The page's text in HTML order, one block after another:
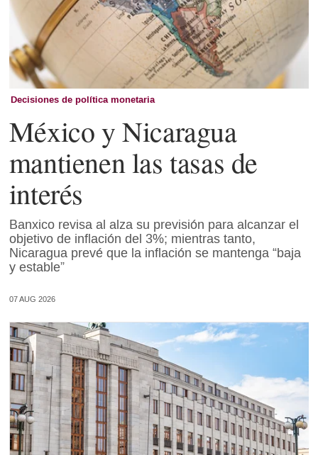
Decisiones de política monetaria
México y Nicaragua
mantienen las tasas de
interés
Banxico revisa al alza su previsión para alcanzar el
objetivo de inflación del 3%; mientras tanto,
Nicaragua prevé que la inflación se mantenga “baja
y estable”
07 AUG 2026